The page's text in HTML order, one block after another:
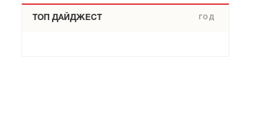
ТОП ДАЙДЖЕСТ ГОД